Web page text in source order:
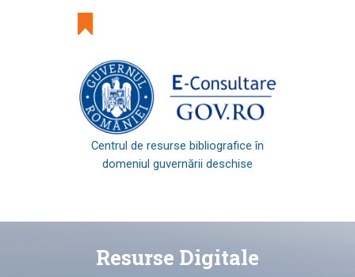
Centrul de resurse bibliografice în
domeniul guvernării deschise
Resurse Digitale